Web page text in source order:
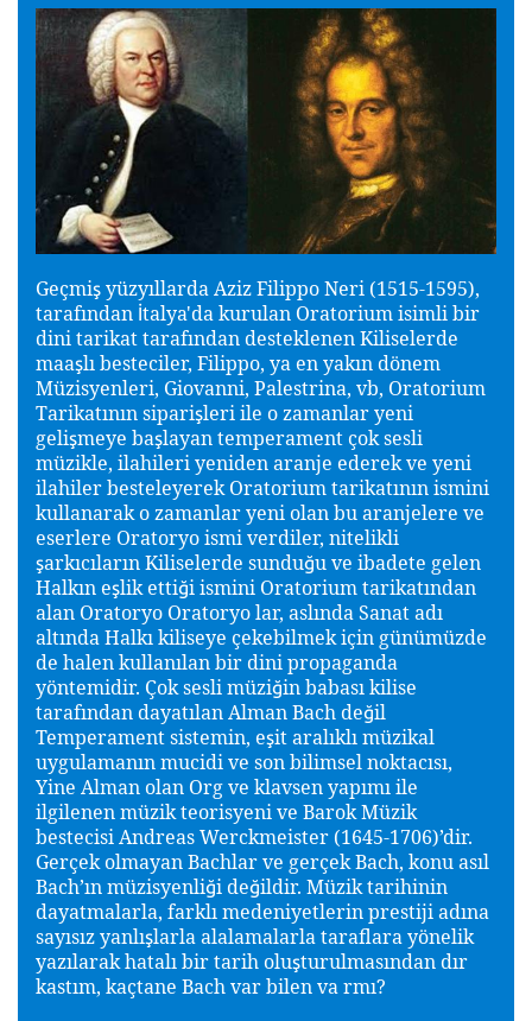
Geçmiş yüzyıllarda Aziz Filippo Neri (1515-1595),
tarafından İtalya'da kurulan Oratorium isimli bir
dini tarikat tarafından desteklenen Kiliselerde
maaşlı besteciler, Filippo, ya en yakın dönem
Müzisyenleri, Giovanni, Palestrina, vb, Oratorium
Tarikatının siparişleri ile o zamanlar yeni
gelişmeye başlayan temperament çok sesli
müzikle, ilahileri yeniden aranje ederek ve yeni
ilahiler besteleyerek Oratorium tarikatının ismini
kullanarak o zamanlar yeni olan bu aranjelere ve
eserlere Oratoryo ismi verdiler, nitelikli
şarkıcıların Kiliselerde sunduğu ve ibadete gelen
Halkın eşlik ettiği ismini Oratorium tarikatından
alan Oratoryo Oratoryo lar, aslında Sanat adı
altında Halkı kiliseye çekebilmek için günümüzde
de halen kullanılan bir dini propaganda
yöntemidir. Çok sesli müziğin babası kilise
tarafından dayatılan Alman Bach değil
Temperament sistemin, eşit aralıklı müzikal
uygulamanın mucidi ve son bilimsel noktacısı,
Yine Alman olan Org ve klavsen yapımı ile
ilgilenen müzik teorisyeni ve Barok Müzik
bestecisi Andreas Werckmeister (1645-1706)’dir.
Gerçek olmayan Bachlar ve gerçek Bach, konu asıl
Bach’ın müzisyenliği değildir. Müzik tarihinin
dayatmalarla, farklı medeniyetlerin prestiji adına
sayısız yanlışlarla alalamalarla taraflara yönelik
yazılarak hatalı bir tarih oluşturulmasından dır
kastım, kaçtane Bach var bilen va rmı?